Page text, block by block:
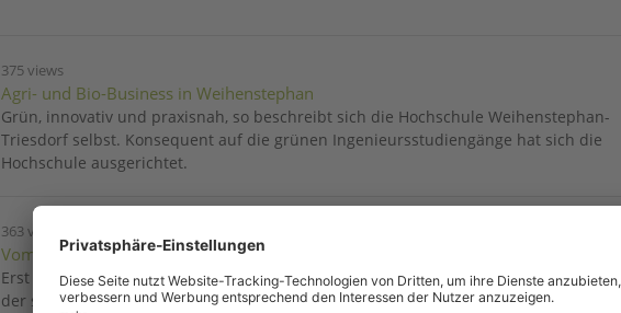
375 views
Agri- und Bio-Business in Weihenstephan
Grün, innovativ und praxisnah, so beschreibt sich die Hochschule Weihenstephan-
Triesdorf selbst. Konsequent auf die grünen Ingenieursstudiengänge hat sich die
Hochschule ausgerichtet.
363 views
Vom Acker ins Büro: Berufsporträt Fachkraft Agrarservice
Erst seit 2005 ist die Ausbildung zur Fachkraft Agrarservice ein anerkannter Beruf,
der sogenannten „Grünen 14“.